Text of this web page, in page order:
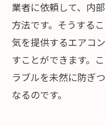
業者に依頼して、内
方法です。そうする
気を提供するエアコ
すことができます。
ラブルを未然に防ぎ
なるのです。